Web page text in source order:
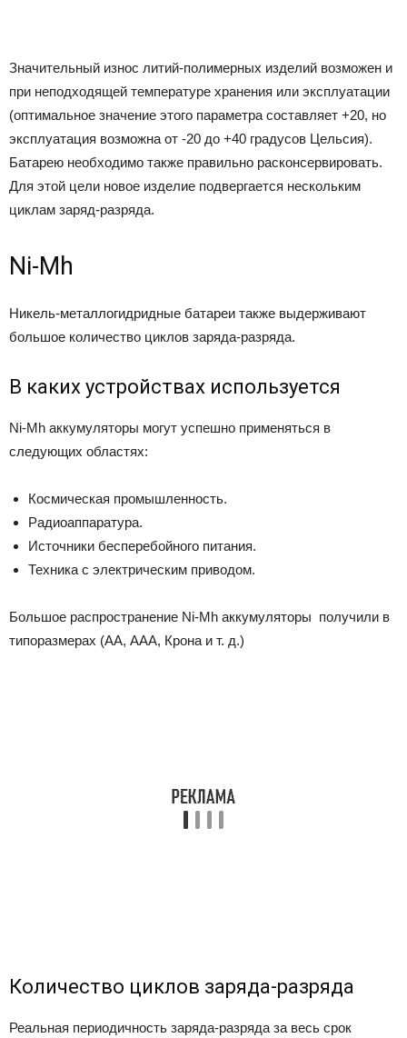
Значительный износ литий-полимерных изделий возможен и
при неподходящей температуре хранения или эксплуатации
(оптимальное значение этого параметра составляет +20, но
эксплуатация возможна от -20 до +40 градусов Цельсия).
Батарею необходимо также правильно расконсервировать.
Для этой цели новое изделие подвергается нескольким
циклам заряд-разряда.
Ni-Mh
Никель-металлогидридные батареи также выдерживают
большое количество циклов заряда-разряда.
В каких устройствах используется
Ni-Mh аккумуляторы могут успешно применяться в
следующих областях:
Космическая промышленность.
Радиоаппаратура.
Источники бесперебойного питания.
Техника с электрическим приводом.
Большое распространение Ni-Mh аккумуляторы получили в
типоразмерах (АА, ААА, Крона и т. д.)
Количество циклов заряда-разряда
Реальная периодичность заряда-разряда за весь срок